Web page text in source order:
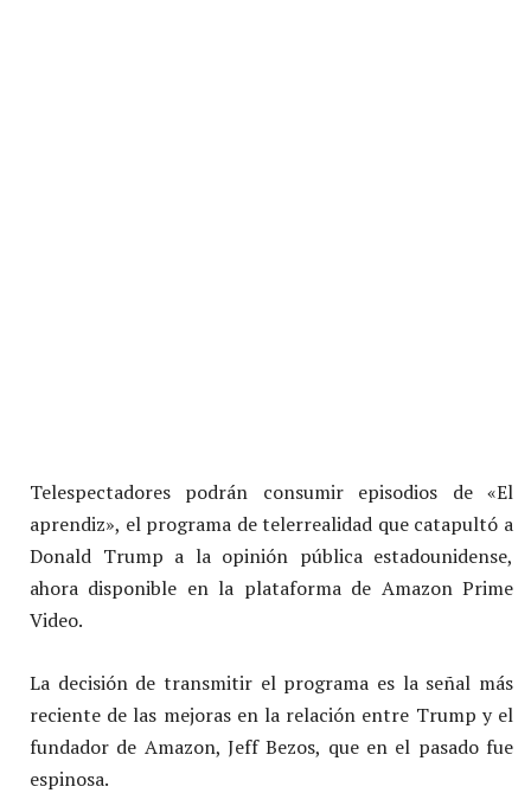
Telespectadores podrán consumir episodios de «El
aprendiz», el programa de telerrealidad que catapultó a
Donald Trump a la opinión pública estadounidense,
ahora disponible en la plataforma de Amazon Prime
Video.
La decisión de transmitir el programa es la señal más
reciente de las mejoras en la relación entre Trump y el
fundador de Amazon, Jeff Bezos, que en el pasado fue
espinosa.